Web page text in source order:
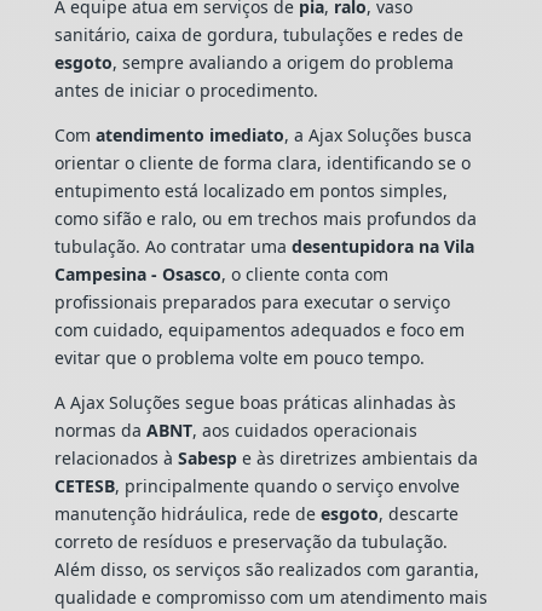
A equipe atua em serviços de pia, ralo, vaso
sanitário, caixa de gordura, tubulações e redes de
esgoto, sempre avaliando a origem do problema
antes de iniciar o procedimento.
Com atendimento imediato, a Ajax Soluções busca
orientar o cliente de forma clara, identificando se o
entupimento está localizado em pontos simples,
como sifão e ralo, ou em trechos mais profundos da
tubulação. Ao contratar uma desentupidora na Vila
Campesina - Osasco, o cliente conta com
profissionais preparados para executar o serviço
com cuidado, equipamentos adequados e foco em
evitar que o problema volte em pouco tempo.
A Ajax Soluções segue boas práticas alinhadas às
normas da ABNT, aos cuidados operacionais
relacionados à Sabespe às diretrizes ambientais da
CETESB, principalmente quando o serviço envolve
manutenção hidráulica, rede de esgoto, descarte
correto de resíduos e preservação da tubulação.
Além disso, os serviços são realizados com garantia,
qualidade e compromisso com um atendimento mais